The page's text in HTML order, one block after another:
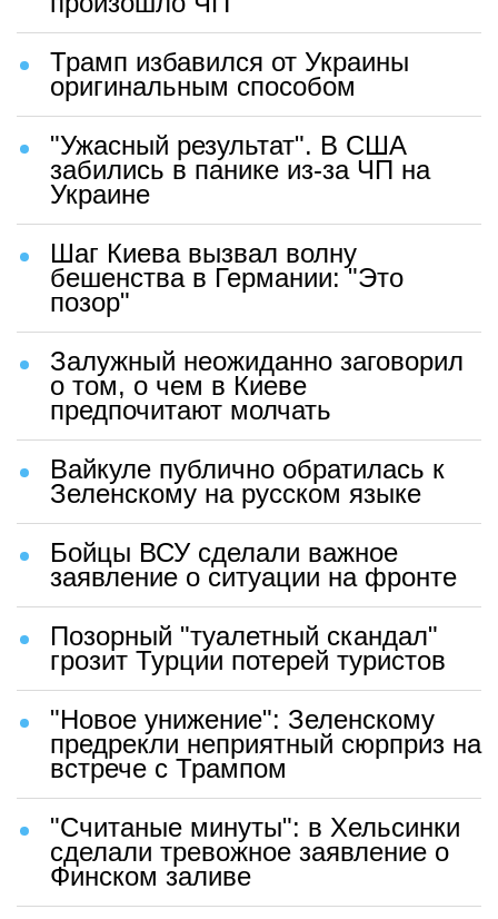
Трамп избавился от Украины
оригинальным способом
"Ужасный результат". В США
забились в панике из-за ЧП на
Украине
Шаг Киева вызвал волну
бешенства в Германии: "Это
позор"
Залужный неожиданно заговорил
о том, о чем в Киеве
предпочитают молчать
Вайкуле публично обратилась к
Зеленскому на русском языке
Бойцы ВСУ сделали важное
заявление о ситуации на фронте
Позорный "туалетный скандал"
грозит Турции потерей туристов
"Новое унижение": Зеленскому
предрекли неприятный сюрприз на
встрече с Трампом
"Считаные минуты": в Хельсинки
сделали тревожное заявление о
Финском заливе